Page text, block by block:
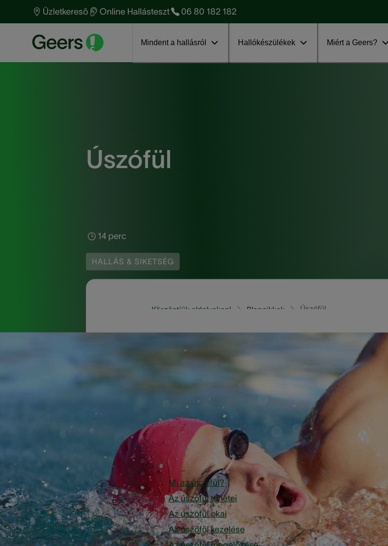
Üzletkereső Online Hallásteszt 06 80 182 182
Mindent a hallásról Hallókészülékek Miért a Geers?
Hallásvizsgálat - mire
számíthat?
Hallás anatómia
Amíg megszokja a
hallókészüléket
Hallókészülék árak
Mi vár rám az audiológusnál?
Ismerje meg
anyavállalatunkat!
Ugrás a blogra
Úszófül
14 perc
HALLÁS & SIKETSÉG
Úszófül
Blogcikkek
Köszöntjük oldalunkon!
Bárki, aki sok időt tölt a vízben, ismeri az úszófül veszélyeit.
nagyon kellemetlenek. Bár nem súlyos állapot, az úszófület
megakadályozni a fertőzés súlyosbodását és ezáltal megoldani
tájékoztatást nyújt az úszófüllel kapcsolatban, a tünetektől az
Áttekintés:
Mi az úszófül?
Az úszófül tünetei
Az úszófül okai
Az úszófül kezelése